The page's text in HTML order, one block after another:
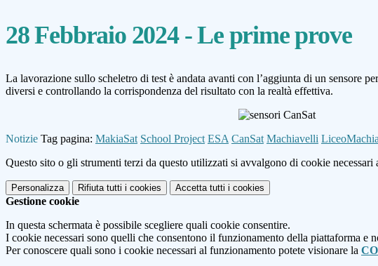
28 Febbraio 2024 - Le prime prove
La lavorazione sullo scheletro di test è andata avanti con l’aggiunta di un
diversi e controllando la corrispondenza del risultato con la realtà effettiva.
Notizie Tag pagina: MakiaSat School Project ESA CanSat Machiavelli
Questo sito o gli strumenti terzi da questo utilizzati si avvalgono di cookie
Personalizza Rifiuta tutti i cookies Accetta tutti i cookies
Gestione cookie
In questa schermata è possibile scegliere quali cookie consentire.
I cookie necessari sono quelli che consentono il funzionamento della piattaforma e
Per conoscere quali sono i cookie necessari al funzionamento potete visionare la